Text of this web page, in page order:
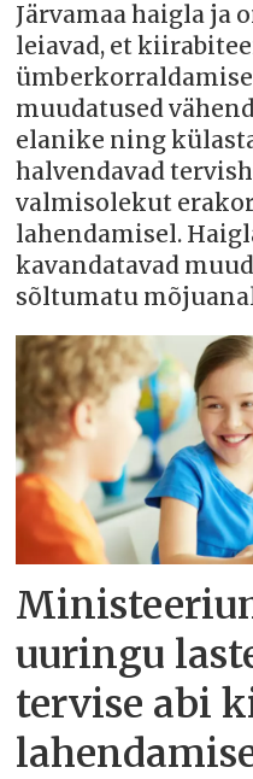
Järvamaa haigla ja
leiavad, et
muudatused
elanike ning
halvendavad
valmisolekut
lahendamisel.
kavandatavad
sõltumatu
uuringu
tervise abi